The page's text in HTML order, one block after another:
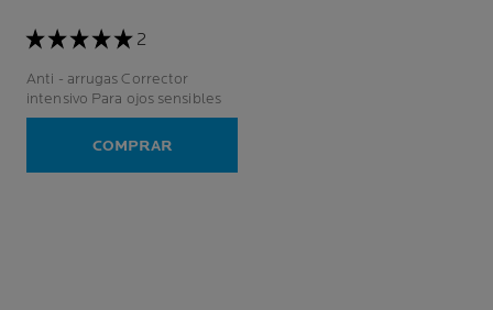
2
Anti - arrugas Corrector
intensivo Para ojos sensibles
COMPRAR